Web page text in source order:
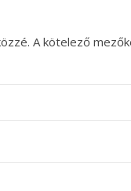
A kötelező